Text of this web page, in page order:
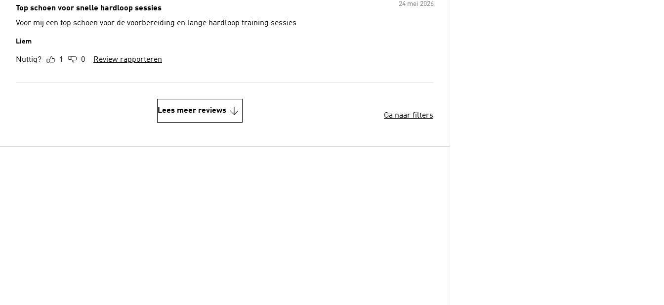
24 mei 2026
Top schoen voor snelle hardloop sessies
Voor mij een top schoen voor de voorbereiding en lange hardloop training sessies
Liem
Nuttig? 1 0 Review rapporteren
Lees meer reviews
Ga naar filters